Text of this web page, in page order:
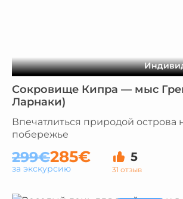
Сокровище Кипра — мыс
Ларнаки)
Впечатлиться природой острова
побережье
299€285€ 5
31 отзыв
за экскурсию